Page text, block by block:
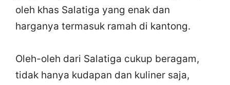
oleh khas Salatiga yang enak dan
harganya termasuk ramah di kantong.
Oleh-oleh dari Salatiga cukup beragam,
tidak hanya kudapan dan kuliner saja,